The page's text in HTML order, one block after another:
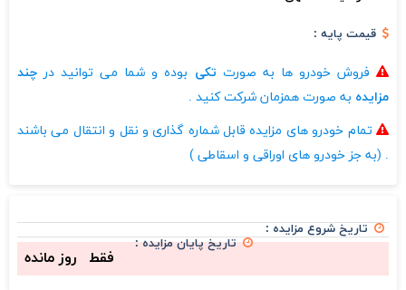
قیمت پایه :
فروش خودرو ها به صورت تکی بوده و شما می توانید در چند
مزایده به صورت همزمان شرکت کنید .
تمام خودرو های مزایده قابل شماره گذاری و نقل و انتقال می باشند
. (به جز خودرو های اوراقی و اسقاطی )
تاریخ شروع مزایده :
تاریخ پایان مزایده :
فقط روز مانده